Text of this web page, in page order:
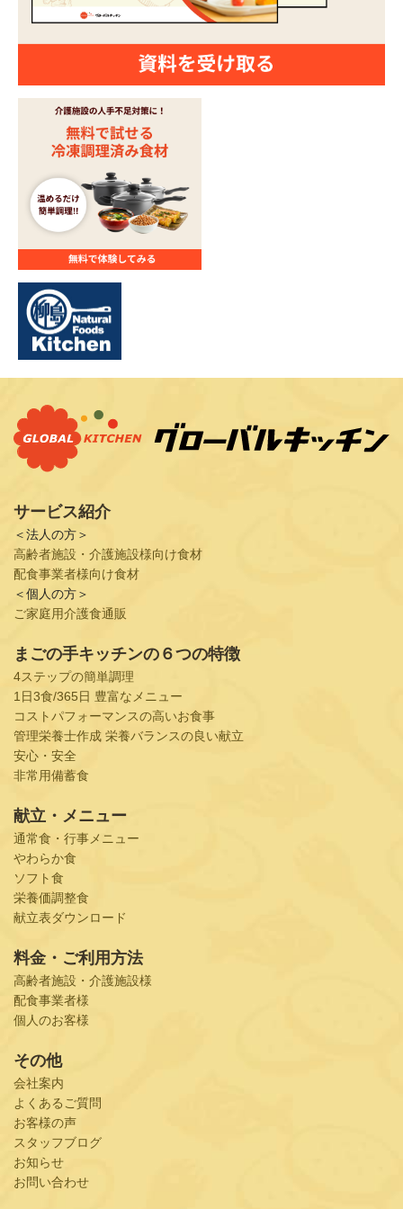
サービス紹介
＜法人の方＞
高齢者施設・介護施設様向け食材
配食事業者様向け食材
＜個人の方＞
ご家庭用介護食通販
まごの手キッチンの６つの特徴
4ステップの簡単調理
1日3食/365日 豊富なメニュー
コストパフォーマンスの高いお食事
管理栄養士作成 栄養バランスの良い献立
安心・安全
非常用備蓄食
献立・メニュー
通常食・行事メニュー
やわらか食
ソフト食
栄養価調整食
献立表ダウンロード
料金・ご利用方法
高齢者施設・介護施設様
配食事業者様
個人のお客様
その他
会社案内
よくあるご質問
お客様の声
スタッフブログ
お知らせ
お問い合わせ